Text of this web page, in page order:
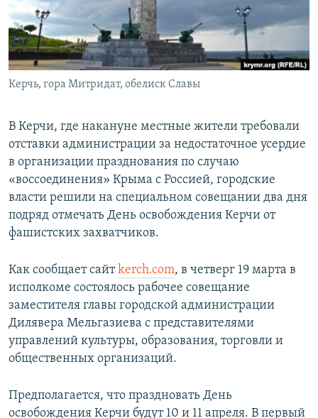
ПОБЕДИТЕЛЕЙ НЕ СУДЯТ?
КРЫМ.НЕПОКОРЕННЫЙ
ELIFBE
УКРАИНСКАЯ ПРОБЛЕМА КРЫМА
ПРИСОЕДИНЯЙТЕСЬ!
Керчь, гора Митридат, обелиск Славы
В Керчи, где накануне местные жители требовали
отставки администрации за недостаточное усердие
в организации празднования по случаю
«воссоединения» Крыма с Россией, городские
власти решили на специальном совещании два дня
подряд отмечать День освобождения Керчи от
фашистских захватчиков.
Как сообщает сайтkerch.com, в четверг 19 марта в
исполкоме состоялось рабочее совещание
заместителя главы городской администрации
Дилявера Мельгазиева с представителями
управлений культуры, образования, торговли и
общественных организаций.
Предполагается, что праздновать День
освобождения Керчи будут 10 и 11 апреля. В первый